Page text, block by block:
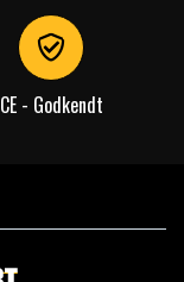
CE - Godkendt